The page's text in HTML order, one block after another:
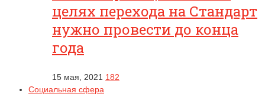
целях перехода на Стандарт
нужно провести до конца
года
15 мая, 2021 182
Социальная сфера